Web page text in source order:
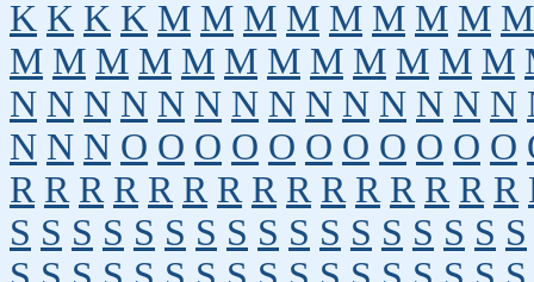
K K K K M M M M M M M M M
M M M M M M M M M M M M
N N N N N N N N N N N N N N
N N N O O O O O O O O O O O
R R R R R R R R R R R R R R R
S S S S S S S S S S S S S S S S S